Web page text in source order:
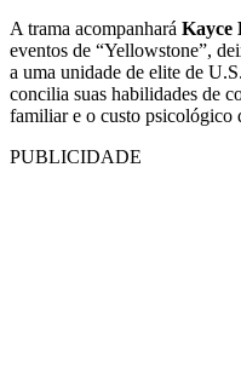
A trama acompanhará Kayce
eventos de “Yellowstone”,
a uma unidade de elite de
concilia suas habilidades de
familiar e o custo psicológico
PUBLICIDADE